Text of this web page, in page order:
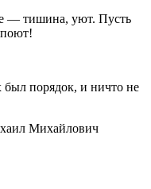
— тишина, уют. Пусть
был порядок, и ничто не
Михайлович